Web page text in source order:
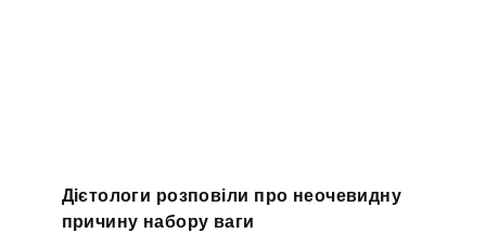
Дієтологи розповіли про неочевидну
причину набору ваги